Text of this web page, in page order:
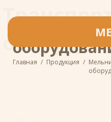
Главная / Продукция /